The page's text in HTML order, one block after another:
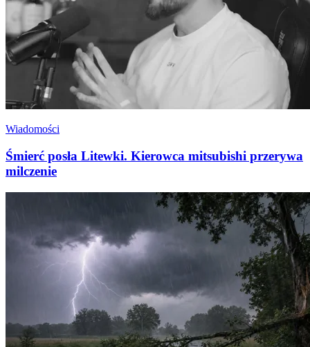
Wiadomości
Śmierć posła Litewki. Kierowca mitsubishi przerywa
milczenie